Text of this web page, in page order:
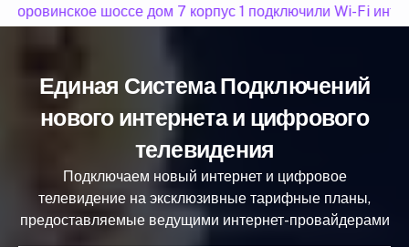
Коровинское шоссе дом 7 корпус 1 подключили Wi-Fi
Единая Система Подключений
нового интернета и цифрового
телевидения
Подключаем новый интернет и цифровое
телевидение на эксклюзивные тарифные планы,
предоставляемые ведущими интернет-провайдерами